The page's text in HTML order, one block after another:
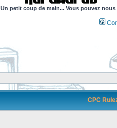
Un petit coup de main... Vous pouvez
CPC